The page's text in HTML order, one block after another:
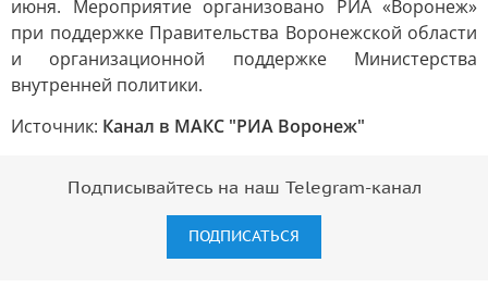
июня. Мероприятие организовано РИА «Воронеж»
при поддержке Правительства Воронежской области
и организационной поддержке Министерства
внутренней политики.
Источник: Канал в МАКС "РИА Воронеж"
Подписывайтесь на наш Telegram-канал
ПОДПИСАТЬСЯ